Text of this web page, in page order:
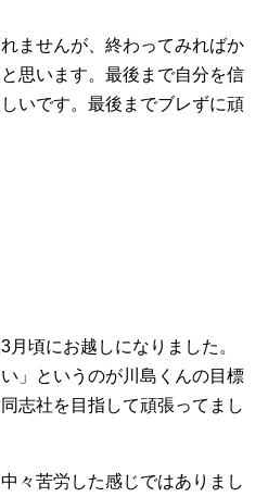
ませんが、終わってみればか
思います。最後まで自分を信
いです。最後までブレずに頑
月頃にお越しになりました。
」というのが川島くんの目標
志社を目指して頑張ってまし
々苦労した感じではありまし